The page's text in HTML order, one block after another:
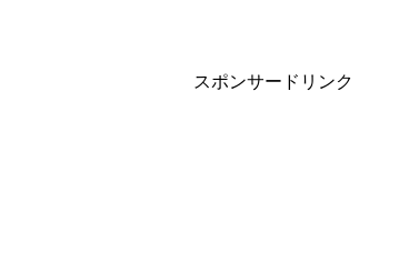
スポンサードリンク